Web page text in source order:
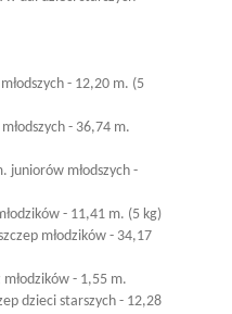
- 12,20 m. (5
- 36,74 m.
juniorów młodszych -
- 11,41 m. (5 kg)
młodzików - 34,17
- 1,55 m.
dzieci starszych - 12,28